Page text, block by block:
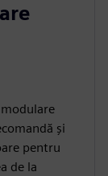
și
pentru
de la